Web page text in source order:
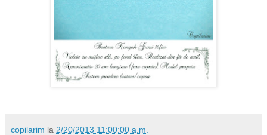
copilarim la 2/20/2013 11:00:00 a.m.